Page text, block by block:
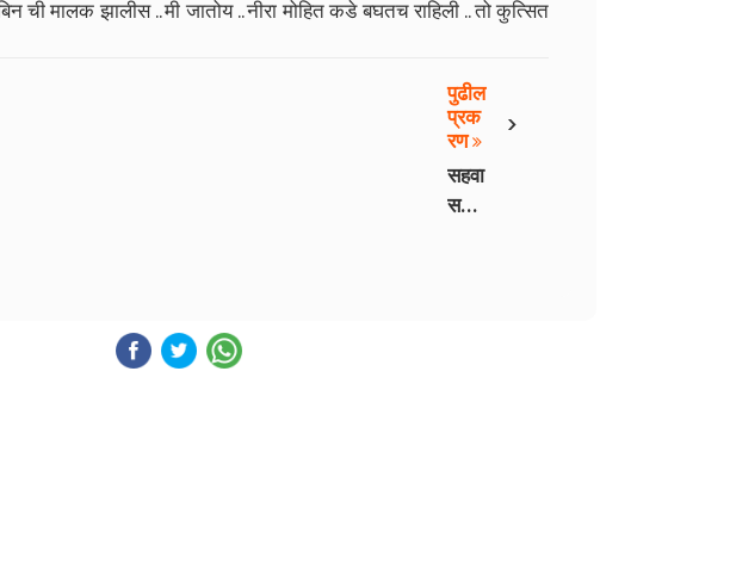
ची मालक झालीस .. मी जातोय .. नीरा मोहित कडे बघतच राहिली .. तो कुत्सित
›
पुढील
प्रक
रण
सहवा
स